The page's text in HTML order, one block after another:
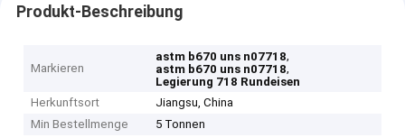
Produkt-Beschreibung
Markieren
astm b670 uns n07718,
astm b670 uns n07718,
Legierung 718 Rundeisen
Herkunftsort
Jiangsu, China
Min Bestellmenge
5 Tonnen